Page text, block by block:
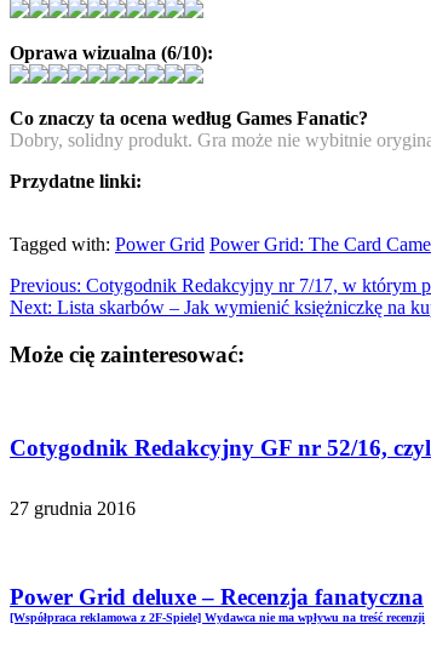
Oprawa wizualna (6/10):
Co znaczy ta ocena według Games Fanatic?
Dobry, solidny produkt. Gra może nie wybitnie
Przydatne linki:
Tagged with: Power Grid Power Grid: The Card Came
Previous: Cotygodnik Redakcyjny nr 7/17, w którym
Next: Lista skarbów – Jak wymienić księżniczkę na
Może cię zainteresować:
Cotygodnik Redakcyjny GF nr 52/16,
27 grudnia 2016
Power Grid deluxe – Recenzja fanatyczna
[Współpraca reklamowa z 2F-Spiele] Wydawca nie ma wpływu na treść recenzji